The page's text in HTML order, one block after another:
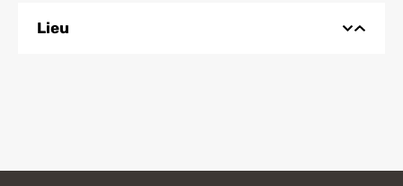
Lieu